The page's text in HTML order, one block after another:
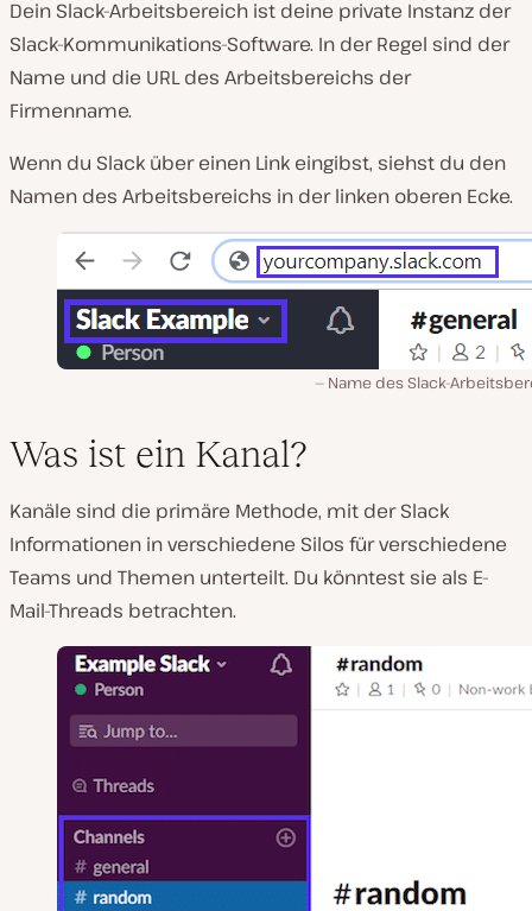
Dein Slack-Arbeitsbereich ist deine private Instanz der
Slack-Kommunikations-Software. In der Regel sind der
Name und die URL des Arbeitsbereichs der
Firmenname.
Wenn du Slack über einen Link eingibst, siehst du den
Namen des Arbeitsbereichs in der linken oberen Ecke.
Name des Slack-
Was ist ein Kanal?
Kanäle sind die primäre Methode, mit der Slack
Informationen in verschiedene Silos für verschiedene
Teams und Themen unterteilt. Du könntest sie als E-
Mail-Threads betrachten.